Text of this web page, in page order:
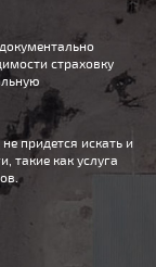
страховку
придется искать и
такие как услуга